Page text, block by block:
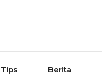
Tips Berita